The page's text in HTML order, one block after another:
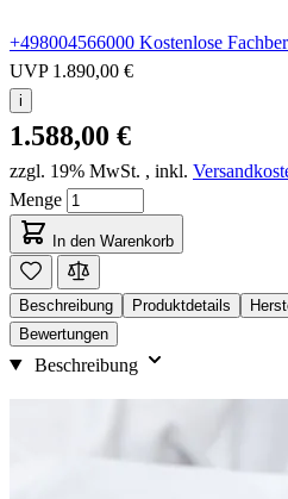
+498004566000 Kostenlose
UVP 1.890,00 €
i
1.588,00 €
zzgl. 19% MwSt. , inkl.
Menge
In den Warenkorb
Beschreibung Produktdetails
Bewertungen
Beschreibung